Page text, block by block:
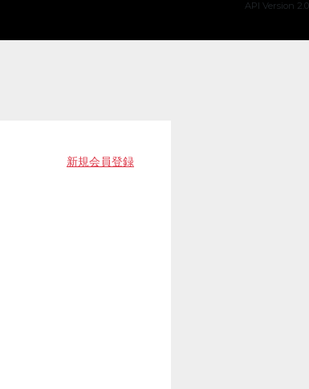
API Version 2.0
新規会員登録